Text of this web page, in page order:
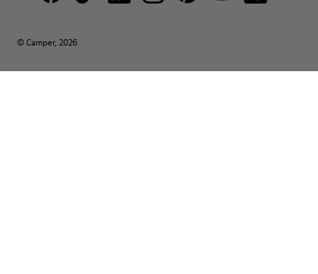
© Camper, 2026